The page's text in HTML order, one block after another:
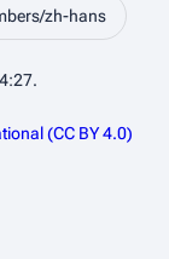
zh-hans
(CC BY 4.0)